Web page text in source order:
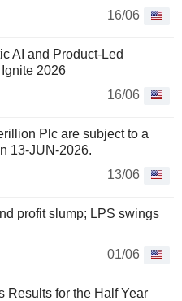
16/06
AI and Product-Led
2026
16/06
Plc are subject to a
13-JUN-2026.
13/06
profit slump; LPS swings
01/06
Results for the Half Year